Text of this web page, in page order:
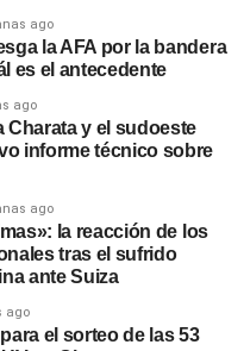
ago
la AFA por la bandera
es el antecedente
ago
Charata y el sudoeste
informe técnico sobre
ago
la reacción de los
tras el sufrido
ante Suiza
ago
el sorteo de las 53